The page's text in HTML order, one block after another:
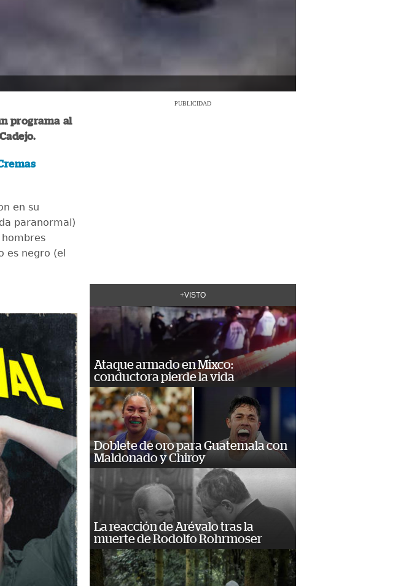
programa al
en su
paranormal)
es negro (el
PUBLICIDAD
+VISTO
Ataque armado en Mixco:
conductora pierde la vida
Doblete de oro para Guatemala con
Maldonado y Chiroy
La reacción de Arévalo tras la
muerte de Rodolfo Rohrmoser